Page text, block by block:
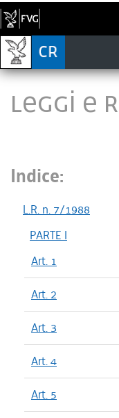
LEGGI E
Indice:
L.R. n. 7/1988
PARTE I
Art. 1
Art. 2
Art. 3
Art. 4
Art. 5